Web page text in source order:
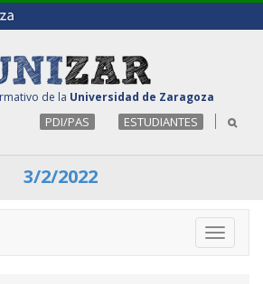
de la Universidad de Zaragoza
PDI/PAS ESTUDIANTES
3/2/2022
Toggle